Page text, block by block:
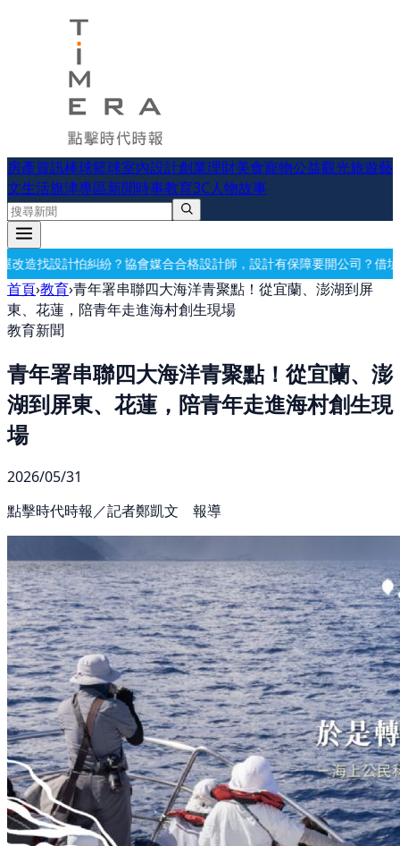
房產資訊棒球籃球室內設計創業理財美食寵物公益觀光旅遊藝
文生活旗津專區新聞時事教育3C人物故事
合合格設計師，設計有保障要開公司？借址登記・公司設立・工商登記
首頁›教育›青年署串聯四大海洋青聚點！從宜蘭、澎湖到屏
東、花蓮，陪青年走進海村創生現場
教育新聞
青年署串聯四大海洋青聚點！從宜蘭、澎
湖到屏東、花蓮，陪青年走進海村創生現
場
2026/05/31
點擊時代時報／記者鄭凱文 報導